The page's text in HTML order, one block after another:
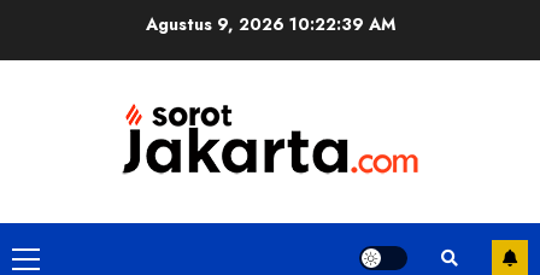
Agustus 9, 2026 10:22:40 AM
Primary